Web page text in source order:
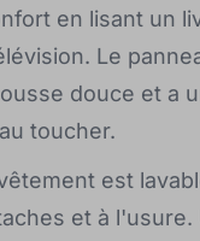
en lisant un
Le
douce et a
toucher.
est
et à l'usure.